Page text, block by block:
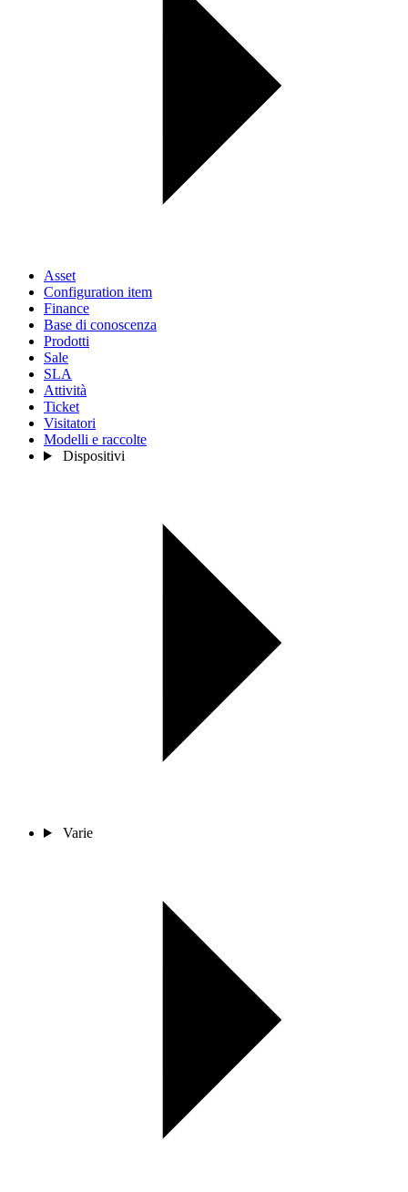
Asset
Configuration item
Finance
Base di conoscenza
Prodotti
Sale
SLA
Attività
Ticket
Visitatori
Modelli e raccolte
Dispositivi
Varie